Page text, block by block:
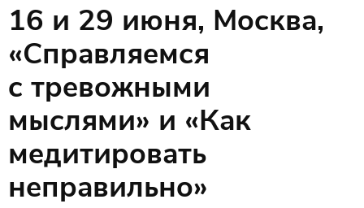
16 и 29 июня, Москва,
«Справляемся
с тревожными
мыслями» и «Как
медитировать
неправильно»